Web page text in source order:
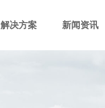
解决方案 新闻资讯